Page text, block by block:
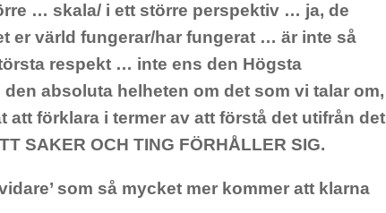
… skala/ i ett större perspektiv … ja, de
er värld fungerar/har fungerat … är inte så
respekt … inte ens den Högsta
absoluta helheten om det som vi talar om,
att förklara i termer av att förstå det utifrån det
SAKER OCH TING FÖRHÅLLER SIG.
som så mycket mer kommer att klarna